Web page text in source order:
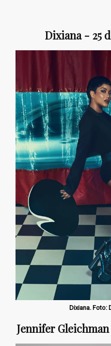
Dixiana - 25
Dixiana. Foto:
Jennifer